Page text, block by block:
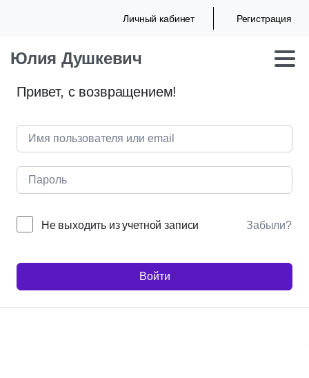
Личный кабинет Регистрация
Юлия Душкевич
Привет, с возвращением!
Не выходить из учетной записи Забыли?
Войти